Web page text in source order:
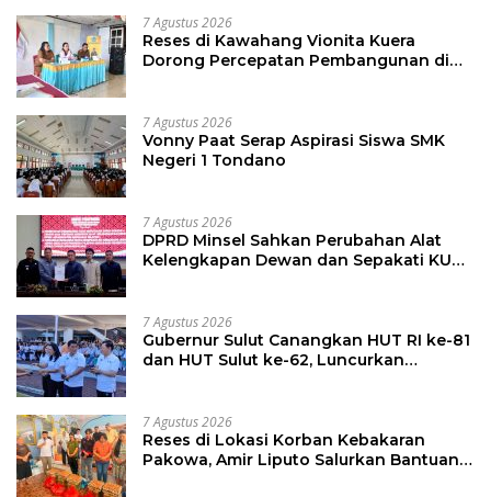
7 Agustus 2026
Reses di Kawahang Vionita Kuera
Dorong Percepatan Pembangunan di
7 Agustus 2026
Vonny Paat Serap Aspirasi Siswa SMK
Negeri 1 Tondano
7 Agustus 2026
DPRD Minsel Sahkan Perubahan Alat
Kelengkapan Dewan dan Sepakati KUA-
7 Agustus 2026
Gubernur Sulut Canangkan HUT RI ke-81
dan HUT Sulut ke-62, Luncurkan
7 Agustus 2026
Reses di Lokasi Korban Kebakaran
Pakowa, Amir Liputo Salurkan Bantuan